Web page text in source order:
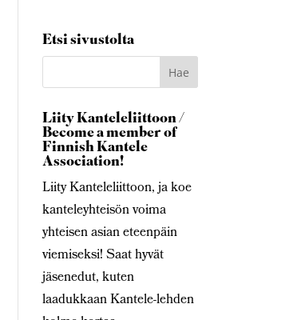
Etsi sivustolta
Liity Kanteleliittoon /
Become a member of
Finnish Kantele
Association!
Liity Kanteleliittoon, ja koe
kanteleyhteisön voima
yhteisen asian eteenpäin
viemiseksi! Saat hyvät
jäsenedut, kuten
laadukkaan Kantele-lehden